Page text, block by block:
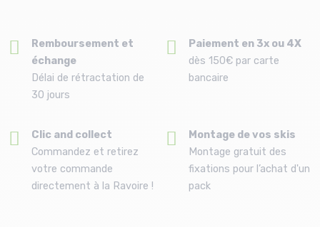
Remboursement et
échange
Délai de rétractation de
30 jours
Paiement en 3x ou 4X
dès 150€ par carte
bancaire
Clic and collect
Commandez et retirez
votre commande
directement à la Ravoire !
Montage de vos skis
Montage gratuit des
fixations pour l’achat d'un
pack